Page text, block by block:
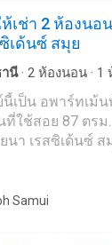
ตารางเมตร
- 4 ห้องนอน ขนา
Residence ถูก
ชาติ และวิวหมู่เ
ที่มุมพักผ่อนต่าง ๆ
ว่ายน้ำ เป็นต้น
ยรอบแบบ 180
พร้อมวิว และบร
โครงการที่ถูกก่อ
และธรรมชาติท
าโดย RePlay
โครงการโครงกา
Villa เป็นโค
ลวิลล่า มีจำนวน
โดยแบ่งเป็นคอ
ยูนิต โดยแบ่งตา
เนียม
ห้องนอน
ตร.ม.)ประเภ
ระว่ายน้ำส่วนตั
ชั่วโมง ซึ่งผู้พัก
นเวลาเดียวกัน ทั้
และน่าสนใจมา
นนานาชาติสมุย,
ลม, คาเฟ่, ร้าน
ำ จึงนับได้เป็นอี
อบโจทย์ทุกฟังก์
เป็นคอนโดมิเนีย
าะสมุยจังหวัดสุร
า เพลส จัดเป็นโ
เช่า 2 ห้องนอ
เด้นซ์ สมุย
นี · 2 ห้องนอน · 1
ไฟฟ้า ครัวแบบผส
หน้าที่อำนวยความ
เป็น อพาร์ทเม้
ใช้สอย 87 ตรม
นา เรสซิเด้นซ์
อพาร์ทเม้นท์ นี้ไ
Samui